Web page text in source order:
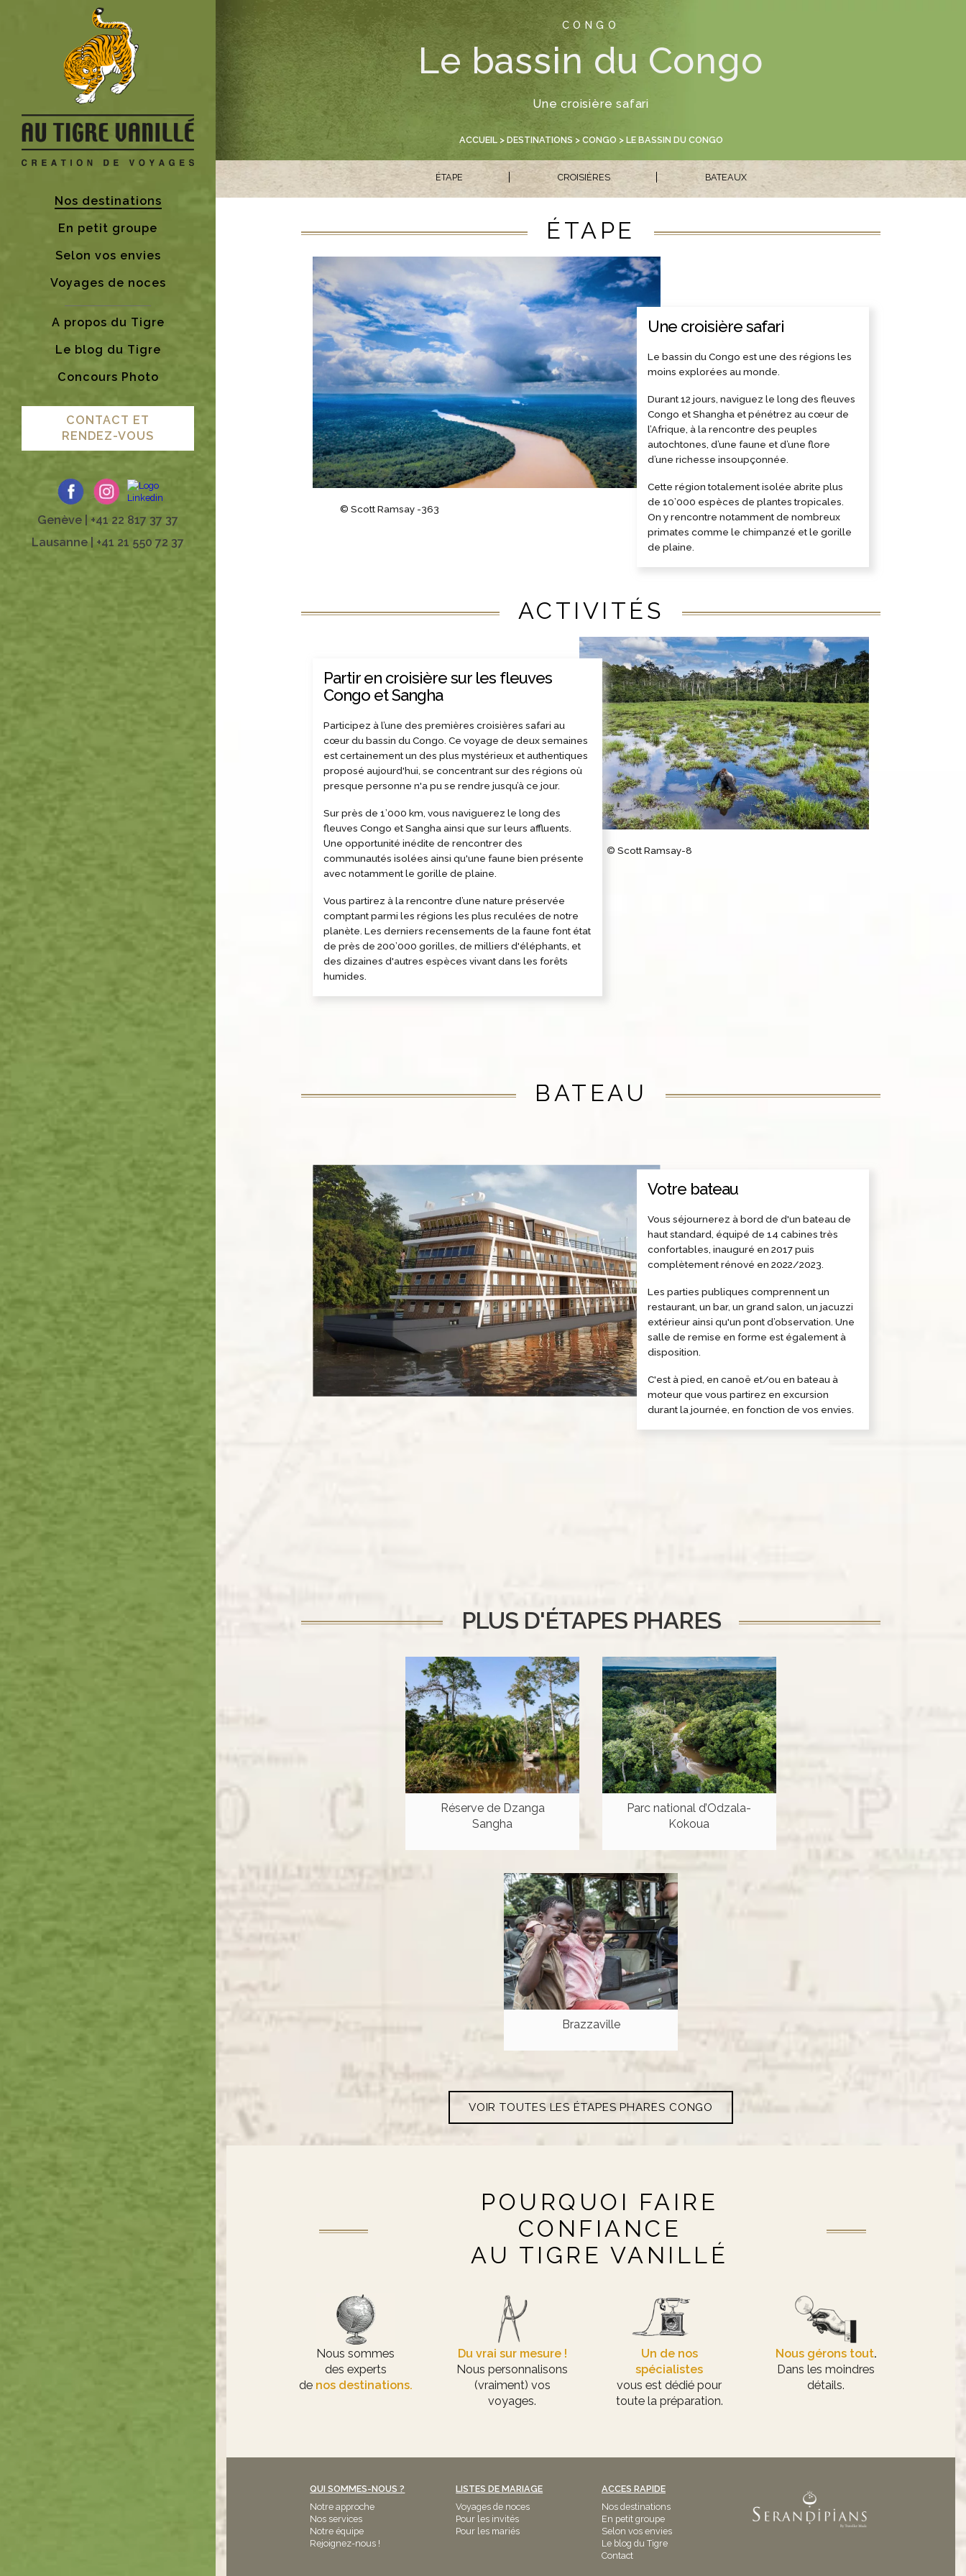
Nos destinations
En petit groupe
Selon vos envies
Voyages de noces
A propos du Tigre
Le blog du Tigre
Concours Photo
CONTACT ET
RENDEZ-VOUS
Genève | +41 22 817 37 37
Lausanne | +41 21 550 72 37
CONGO
Le bassin du Congo
Une croisière safari
ACCUEIL> DESTINATIONS > CONGO > LE BASSIN DU CONGO
ÉTAPE CROISIÈRES BATEAUX
ÉTAPE
© Scott Ramsay -363
Une croisière safari
Le bassin du Congo est une des régions les
moins explorées au monde.
Durant 12 jours, naviguez le long des fleuves
Congo et Shangha et pénétrez au cœur de
l’Afrique, à la rencontre des peuples
autochtones, d’une faune et d’une flore
d’une richesse insoupçonnée.
Cette région totalement isolée abrite plus
de 10’000 espèces de plantes tropicales.
On y rencontre notamment de nombreux
primates comme le chimpanzé et le gorille
de plaine.
ACTIVITÉS
Partir en croisière sur les fleuves
Congo et Sangha
Participez à l’une des premières croisières safari au
cœur du bassin du Congo. Ce voyage de deux semaines
est certainement un des plus mystérieux et authentiques
proposé aujourd'hui, se concentrant sur des régions où
presque personne n'a pu se rendre jusqu’à ce jour.
Sur près de 1’000 km, vous naviguerez le long des
fleuves Congo et Sangha ainsi que sur leurs affluents.
Une opportunité inédite de rencontrer des
communautés isolées ainsi qu'une faune bien présente
avec notamment le gorille de plaine.
Vous partirez à la rencontre d’une nature préservée
comptant parmi les régions les plus reculées de notre
planète. Les derniers recensements de la faune font état
de près de 200’000 gorilles, de milliers d'éléphants, et
des dizaines d'autres espèces vivant dans les forêts
humides.
© Scott Ramsay-8
BATEAU
Votre bateau
Vous séjournerez à bord de d'un bateau de
haut standard, équipé de 14 cabines très
confortables, inauguré en 2017 puis
complètement rénové en 2022/2023.
Les parties publiques comprennent un
restaurant, un bar, un grand salon, un jacuzzi
extérieur ainsi qu'un pont d’observation. Une
salle de remise en forme est également à
disposition.
C'est à pied, en canoë et/ou en bateau à
moteur que vous partirez en excursion
durant la journée, en fonction de vos envies.
PLUS D'ÉTAPES PHARES
Réserve de Dzanga
Sangha
Parc national d’Odzala-
Kokoua
Brazzaville
VOIR TOUTES LES ÉTAPES PHARES CONGO
POURQUOI FAIRE
CONFIANCE
AU TIGRE VANILLÉ
Nous sommes
des experts
de nos destinations.
Du vrai sur mesure !
Nous personnalisons
(vraiment) vos
voyages.
Un de nos
spécialistes
vous est dédié pour
toute la préparation.
Nous gérons tout.
Dans les moindres
détails.
QUI SOMMES-NOUS ?
Notre approche
Nos services
Notre équipe
Rejoignez-nous !
LISTES DE MARIAGE
Voyages de noces
Pour les invités
Pour les mariés
ACCES RAPIDE
Nos destinations
En petit groupe
Selon vos envies
Le blog du Tigre
Contact